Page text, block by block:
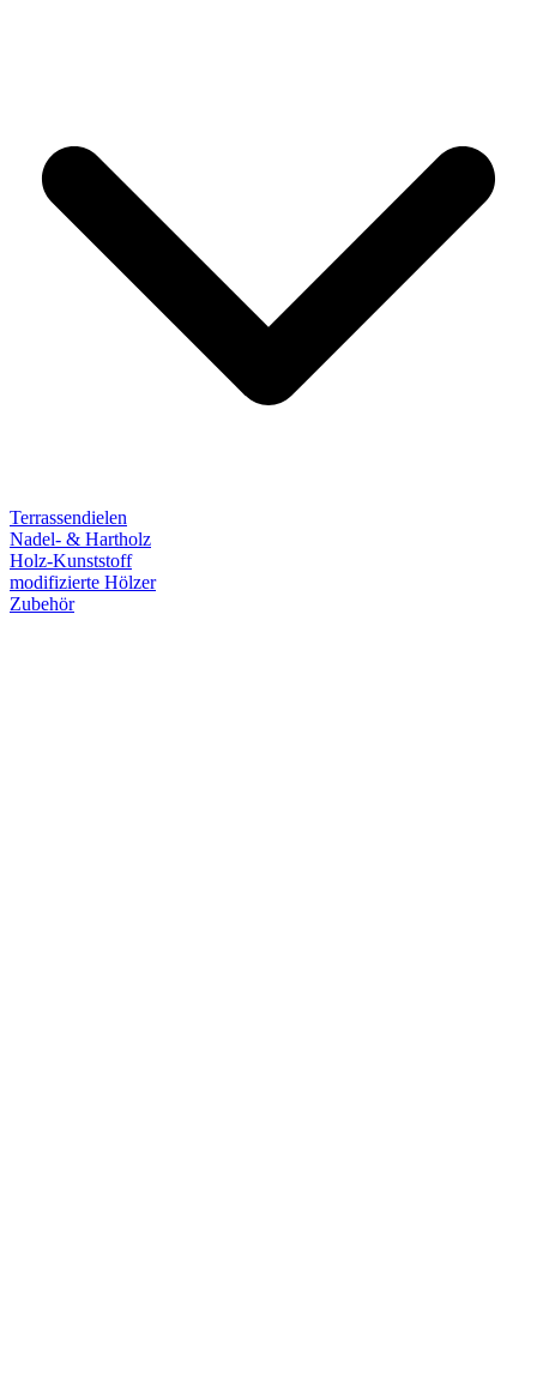
Terrassendielen
Nadel- & Hartholz
Holz-Kunststoff
modifizierte Hölzer
Zubehör